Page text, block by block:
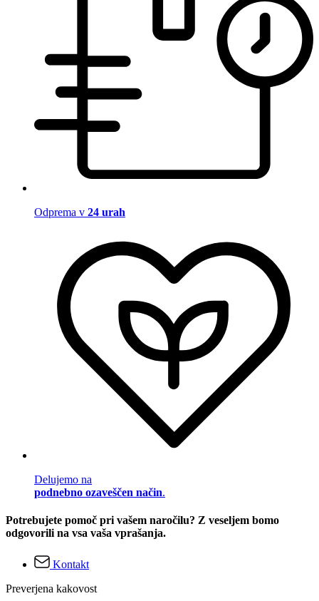
Odprema v 24 urah
Delujemo na
podnebno ozaveščen način.
Potrebujete pomoč pri vašem naročilu? Z veseljem bomo
odgovorili na vsa vaša vprašanja.
Kontakt
Preverjena kakovost